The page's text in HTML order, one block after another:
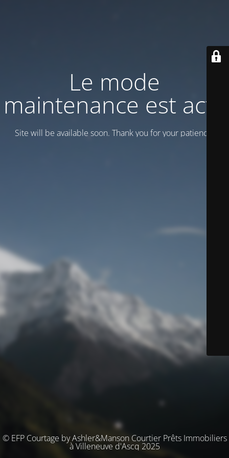
Le mode
maintenance est actif
Site will be available soon. Thank you for your patience!
© EFP Courtage by Ashler&Manson Courtier Prêts Immobiliers
à Villeneuve d'Ascq 2025